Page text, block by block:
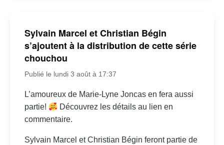
Sylvain Marcel et Christian Bégin
s’ajoutent à la distribution de cette série
chouchou
Publié le lundi 3 août à 17:37
L’amoureux de Marie-Lyne Joncas en fera aussi
partie!
Découvrez les détails au lien en
commentaire.
Sylvain Marcel et Christian Bégin feront partie de